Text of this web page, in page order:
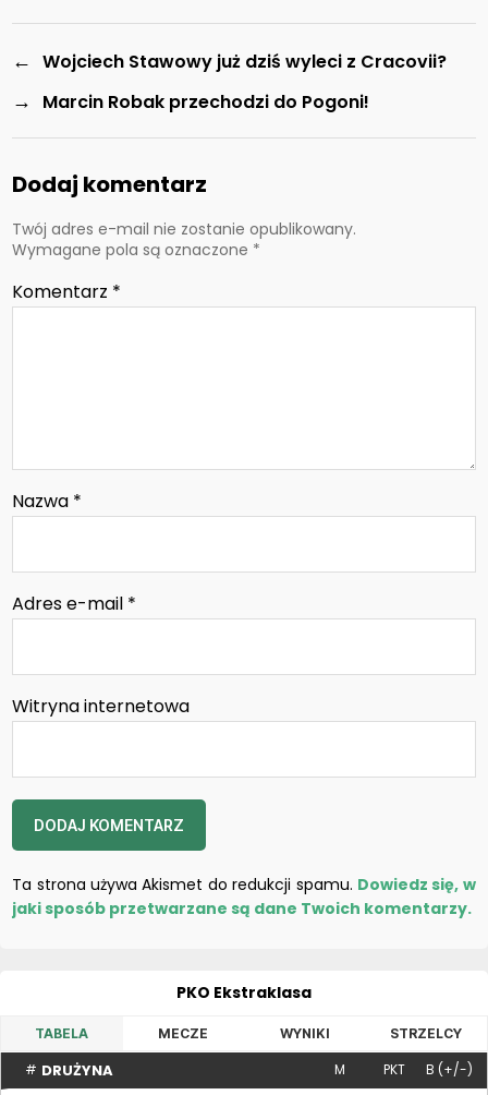
← Wojciech Stawowy już dziś wyleci z Cracovii?
→ Marcin Robak przechodzi do Pogoni!
Dodaj komentarz
Twój adres e-mail nie zostanie opublikowany.
Wymagane pola są oznaczone *
Komentarz *
Nazwa *
Adres e-mail *
Witryna internetowa
Ta strona używa Akismet do redukcji spamu. Dowiedz się, w
jaki sposób przetwarzane są dane Twoich komentarzy.
PKO Ekstraklasa
TABELA MECZE WYNIKI STRZELCY
# DRUŻYNA M PKT B (+/-)